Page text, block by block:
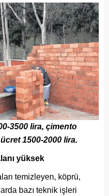
3500 lira, çimento
1500-2000 lira.
yüksek
temizleyen, köprü,
bazı teknik işleri